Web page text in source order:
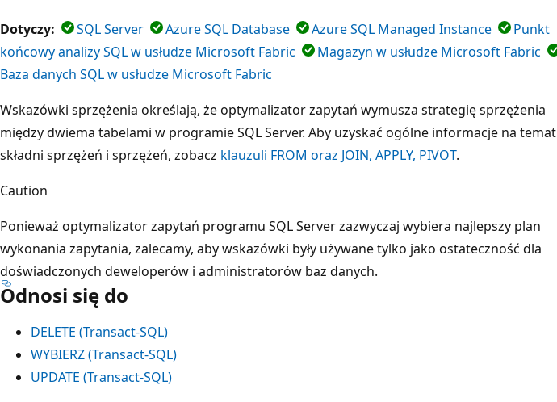
Dotyczy: SQL Server Azure SQL Database Azure SQL Managed Instance
Punkt
końcowy analizy SQL w usłudze Microsoft Fabric
Magazyn w usłudze Microsoft Fabric
Baza danych SQL w usłudze Microsoft Fabric
Wskazówki sprzężenia określają, że optymalizator zapytań wymusza strategię sprzężenia
między dwiema tabelami w programie SQL Server. Aby uzyskać ogólne informacje na temat
składni sprzężeń i sprzężeń, zobacz klauzuli FROM oraz JOIN, APPLY, PIVOT.
Caution
Ponieważ optymalizator zapytań programu SQL Server zazwyczaj wybiera najlepszy plan
wykonania zapytania, zalecamy, aby wskazówki były używane tylko jako ostateczność dla
doświadczonych deweloperów i administratorów baz danych.
Odnosi się do
DELETE (Transact-SQL)
WYBIERZ (Transact-SQL)
UPDATE (Transact-SQL)